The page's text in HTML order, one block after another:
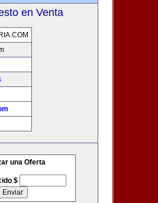
en Venta
una Oferta
$